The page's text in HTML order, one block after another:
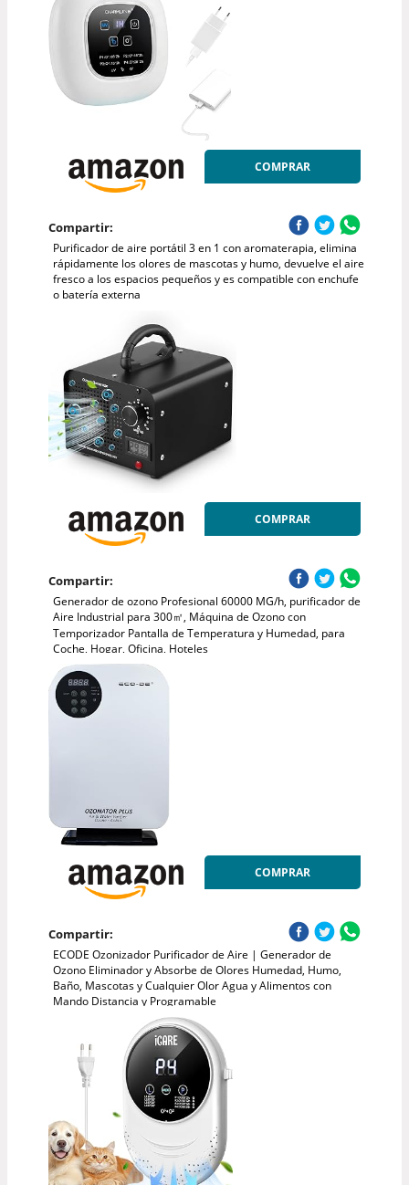
COMPRAR
Compartir:
Purificador de aire portátil 3 en 1 con aromaterapia, elimina
rápidamente los olores de mascotas y humo, devuelve el aire
fresco a los espacios pequeños y es compatible con enchufe
o batería externa
COMPRAR
Compartir:
Generador de ozono Profesional 60000 MG/h, purificador de
Aire Industrial para 300㎡, Máquina de Ozono con
Temporizador Pantalla de Temperatura y Humedad, para
Coche, Hogar, Oficina, Hoteles
COMPRAR
Compartir:
ECODE Ozonizador Purificador de Aire | Generador de
Ozono Eliminador y Absorbe de Olores Humedad, Humo,
Baño, Mascotas y Cualquier Olor Agua y Alimentos con
Mando Distancia y Programable